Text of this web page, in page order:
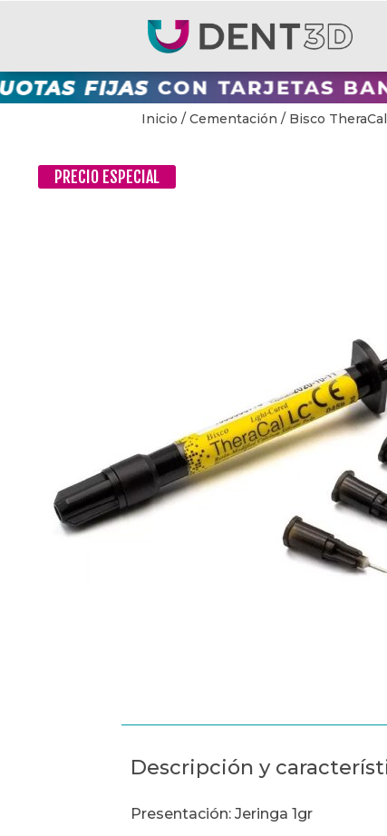
Inicio / Cementación / Bisco
PRECIO ESPECIAL
Descripción y
Presentación: Jeringa 1gr